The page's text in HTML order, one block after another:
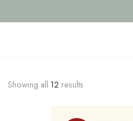
Showing all 12 results